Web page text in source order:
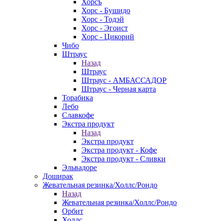
Хорсъ
Хорс - Бушидо
Хорс - Тодэй
Хорс - Эгоист
Хорс - Цикорий
Чибо
Штраус
Назад
Штраус
Штраус - АМБАССАДОР
Штраус - Черная карта
Торабика
Лебо
Славкофе
Экстра продукт
Назад
Экстра продукт
Экстра продукт - Кофе
Экстра продукт - Сливки
Эльвадоре
Доширак
Жевательная резинка/Холлс/Рондо
Назад
Жевательная резинка/Холлс/Рондо
Орбит